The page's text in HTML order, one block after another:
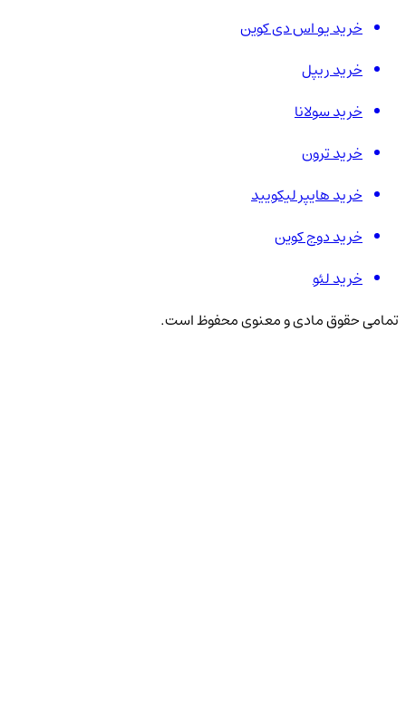
خرید یو اس دی کوین
خرید ریپل
خرید سولانا
خرید ترون
خرید هایپر لیکویید
خرید دوج کوین
خرید لئو
تمامی حقوق مادی و معنوی محفوظ است.